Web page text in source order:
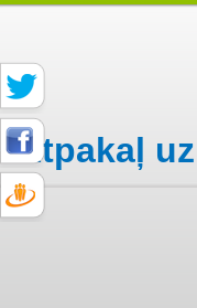
Atpakaļ